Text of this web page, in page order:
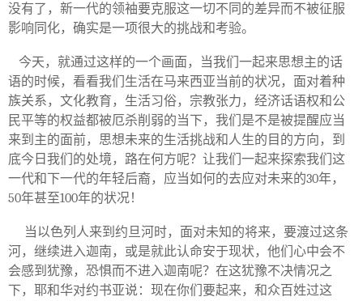
没有了，新一代的领袖要克服这一切不同的差异而不被征服
影响同化，确实是一项很大的挑战和考验。
今天，就通过这样的一个画面，当我们一起来思想主的话
语的时候，看看我们生活在马来西亚当前的状况，面对着种
族关系，文化教育，生活习俗，宗教张力，经济话语权和公
民平等的权益都被厄杀削弱的当下，我们是不是被提醒应当
来到主的面前，思想未来的生活挑战和人生的目的方向，到
底今日我们的处境，路在何方呢？让我们一起来探索我们这
一代和下一代的年轻后裔，应当如何的去应对未来的30年，
50年甚至100年的状况！
当以色列人来到约旦河时，面对未知的将来，要渡过这条
河，继续进入迦南，或是就此认命安于现状，他们心中会不
会感到犹豫，恐惧而不进入迦南呢？在这犹豫不决情况之
下，耶和华对约书亚说：现在你们要起来，和众百姓过这